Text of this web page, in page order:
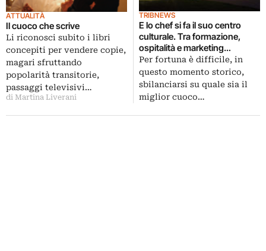
ATTUALITÀ
Il cuoco che scrive
Li riconosci subito i libri
concepiti per vendere copie,
magari sfruttando
popolarità transitorie,
passaggi televisivi…
di Martina Liverani
TRIBNEWS
E lo chef si fa il suo centro
culturale. Tra formazione,
ospitalità e marketing
territoriale Niko Romito, forse il
migliore cuoco italiano, apre in
Abruzzo Casadonna
Per fortuna è difficile, in
questo momento storico,
sbilanciarsi su quale sia il
miglior cuoco…